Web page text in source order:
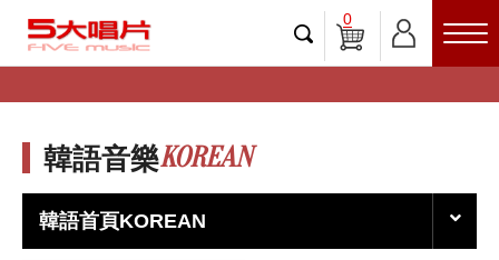
0
韓語音樂KOREAN
韓語首頁KOREAN